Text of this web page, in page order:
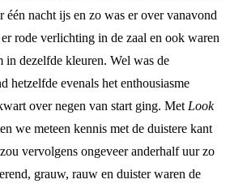
één nacht ijs en zo was er over vanavond
rode verlichting in de zaal en ook waren
in dezelfde kleuren. Wel was de
hetzelfde evenals het enthousiasme
over negen van start ging. Met Look
we meteen kennis met de duistere kant
vervolgens ongeveer anderhalf uur zo
grauw, rauw en duister waren de